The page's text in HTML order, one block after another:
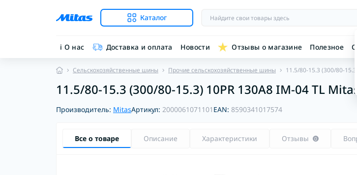
Каталог
ℹ︎ О нас Доставка и оплата Новости Отзывы о магазине Полезное
Сельскохозяйственные шины Прочие сельскохозяйственные шины 11.5/80-15.3 (300/80-
11.5/80-15.3 (300/80-15.3) 10PR 130A8 IM-04 TL Mitas
Производитель: MitasАртикул: 2000061071101 EAN: 8590341017574
Все о товаре Описание Характеристики Отзывы 0